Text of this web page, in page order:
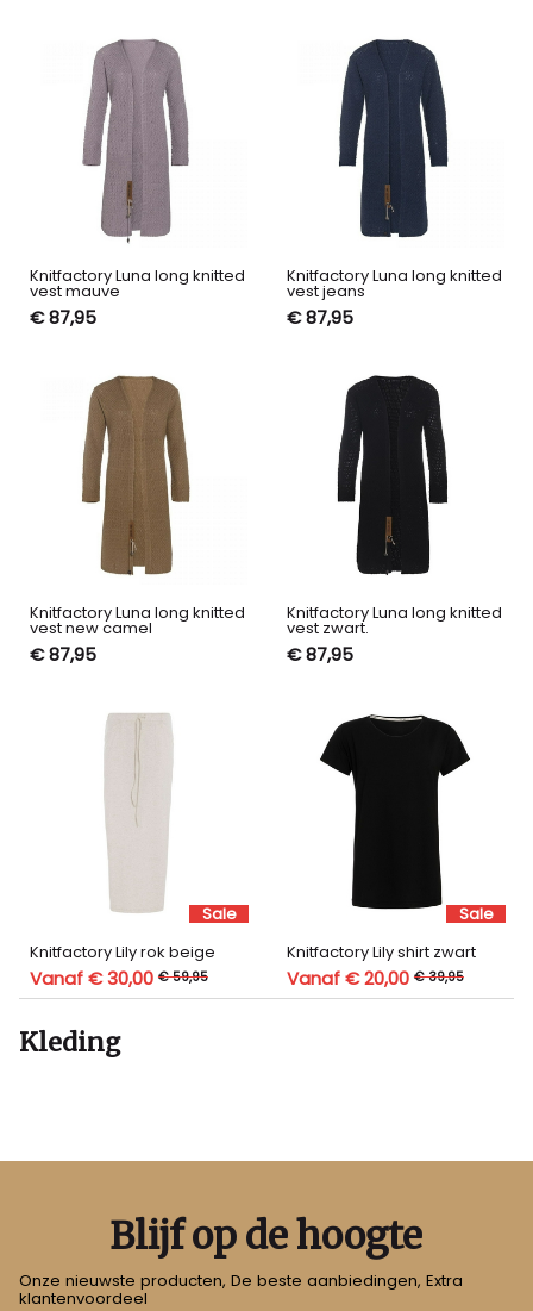
Knitfactory Luna long knitted
vest mauve
€ 87,95
Knitfactory Luna long knitted
vest jeans
€ 87,95
Knitfactory Luna long knitted
vest new camel
€ 87,95
Knitfactory Luna long knitted
vest zwart.
€ 87,95
Sale
Knitfactory Lily rok beige
Vanaf € 30,00 € 59,95
Sale
Knitfactory Lily shirt zwart
Vanaf € 20,00 € 39,95
Kleding
Blijf op de hoogte
Onze nieuwste producten, De beste aanbiedingen, Extra
klantenvoordeel